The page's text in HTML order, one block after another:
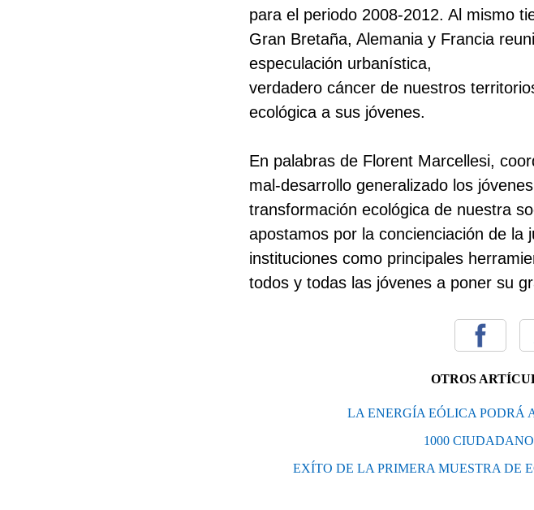
para el periodo 2008-2012. Al mismo
Gran Bretaña, Alemania y Francia
especulación urbanística,
verdadero cáncer de nuestros
ecológica a sus jóvenes.
En palabras de Florent Marcellesi,
mal-desarrollo generalizado los
transformación ecológica de nuestra
apostamos por la concienciación de la
instituciones como principales
todos y todas las jóvenes a poner su
OTROS
LA ENERGÍA EÓLICA PODRÁ
1000
EXÍTO DE LA PRIMERA MUESTRA DE